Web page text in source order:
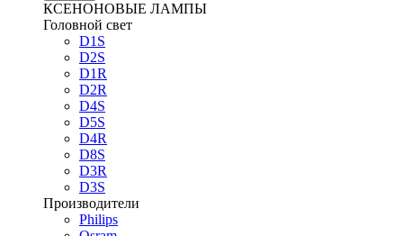
КСЕНОНОВЫЕ ЛАМПЫ
Головной свет
D1S
D2S
D1R
D2R
D4S
D5S
D4R
D8S
D3R
D3S
Производители
Philips